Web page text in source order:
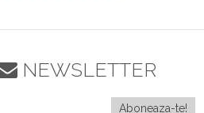
NEWSLETTER